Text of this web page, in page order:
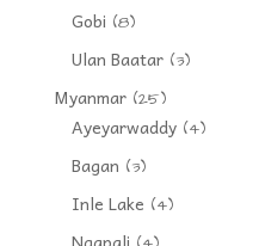
Gobi (8)
Ulan Baatar(3)
Myanmar(25)
Ayeyarwaddy(4)
Bagan (3)
Inle Lake (4)